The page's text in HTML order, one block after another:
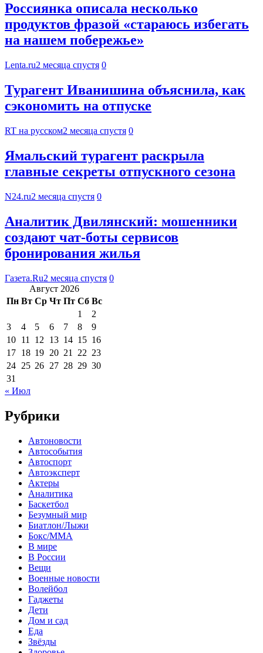
Россиянка описала несколько
продуктов фразой «стараюсь избегать
на нашем побережье»
Lenta.ru2 месяца спустя 0
Турагент Иванишина объяснила, как
сэкономить на отпуске
RT на русском2 месяца спустя 0
Ямальский турагент раскрыла
главные секреты отпускного сезона
N24.ru2 месяца спустя 0
Аналитик Двилянский: мошенники
создают чат-боты сервисов
бронирования жилья
Газета.Ru2 месяца спустя 0
Август 2026
Пн Вт Ср Чт Пт Сб Вс
1
2
3
4 5 6 7 8
9
10 11 12 13 14 15 16
17 18 19 20 21 22 23
24 25 26 27 28 29 30
31
« Июл
Рубрики
Автоновости
Автособытия
Автоспорт
Автоэксперт
Актеры
Аналитика
Баскетбол
Безумный мир
Биатлон/Лыжи
Бокс/MMA
В мире
В России
Вещи
Военные новости
Волейбол
Гаджеты
Дети
Дом и сад
Еда
Звёзды